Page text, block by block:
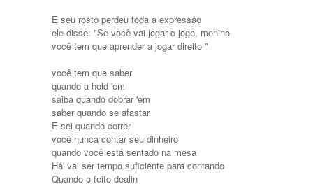
E seu rosto perdeu toda a expressão
ele disse: "Se você vai jogar o jogo, menino
você tem que aprender a jogar direito "
você tem que saber
quando a hold 'em
saiba quando dobrar 'em
saber quando se afastar
E sei quando correr
você nunca contar seu dinheiro
quando você está sentado na mesa
Há' vai ser tempo suficiente para contando
Quando o feito dealin